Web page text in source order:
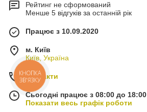
Рейтинг не сформований
Менше 5 відгуків за останній рік
Працює з 10.09.2020
м. Київ
Київ, Україна
Контакти
Сьогодні працює з 08:00 до 18:00
Показати весь графік роботи
КНОПКА
ЗВ'ЯЗКУ